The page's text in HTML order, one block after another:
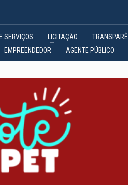
SERVIÇOS LICITAÇÃO
EMPREENDEDOR AGENTE PÚBLICO